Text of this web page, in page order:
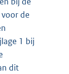
de
1 bij
dit